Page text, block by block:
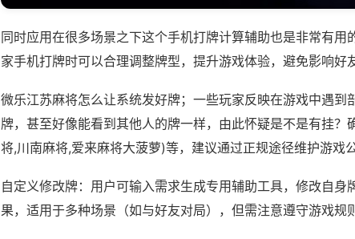
同时应用在很多场景之下这个手机打牌计算辅助也是非常有用
家手机打牌时可以合理调整牌型，提升游戏体验，避免影响好
微乐江苏麻将怎么让系统发好牌；一些玩家反映在游戏中遇到
牌，甚至好像能看到其他人的牌一样，由此怀疑是不是有挂？
将,川南麻将,爱来麻将大菠萝)等，建议通过正规途径维护游戏公
自定义修改牌：用户可输入需求生成专用辅助工具，修改自身
果，适用于多种场景（如与好友对局），但需注意遵守游戏规